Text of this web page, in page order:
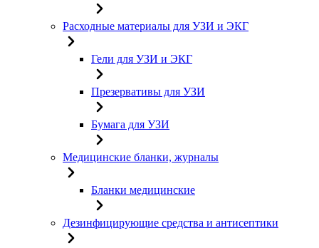
Расходные материалы для УЗИ и ЭКГ
Гели для УЗИ и ЭКГ
Презервативы для УЗИ
Бумага для УЗИ
Медицинские бланки, журналы
Бланки медицинские
Дезинфицирующие средства и антисептики